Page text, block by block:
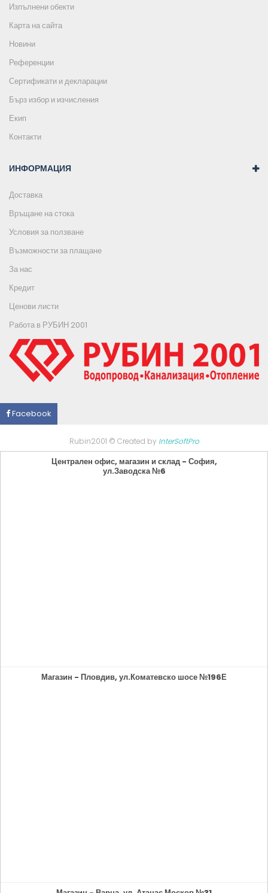
Изпълнени обекти
Карта на сайта
Новини
Референции
Сертификати и декларации
Бърз избор и изчисления
Екип
Контакти
ИНФОРМАЦИЯ
Доставка
Връщане на стока
Условия за ползване
Възможности за плащане
За нас
Кредит
Ценови листи
Работа в РУБИН 2001
Facebook
Rubin2001 © Created by InterSoftPro
Централен офис, магазин и склад - София,
ул.Заводска №6
Магазин - Пловдив, ул.Коматевско шосе №196Е